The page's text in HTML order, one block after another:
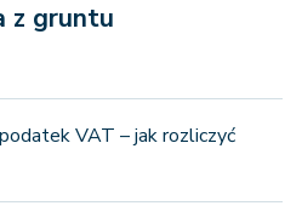
z gruntu
VAT – jak rozliczyć